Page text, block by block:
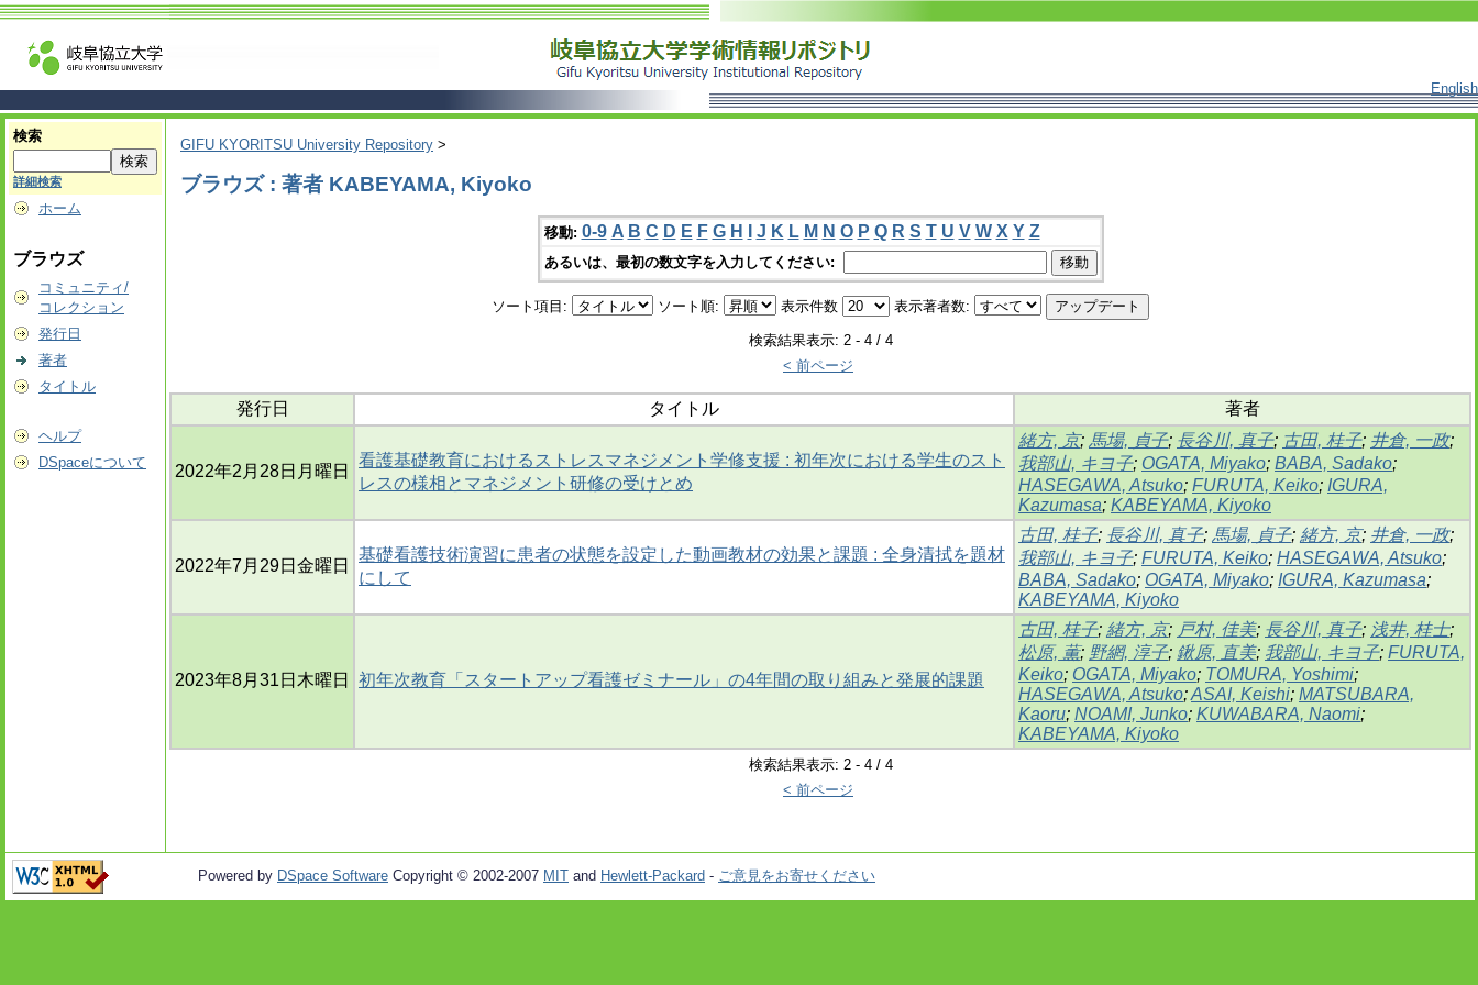
English
検索
詳細検索
ホーム
ブラウズ
コミュニティ/
コレクション
発行日
著者
タイトル
ヘルプ
DSpaceについて
GIFU KYORITSU University Repository >
ブラウズ : 著者 KABEYAMA, Kiyoko
移動: 0-9 A B C D E F G H J K L M N O P Q R S T U V W X Y Z
あるいは、最初の数文字を入力してください:
ソート項目: ソート順: 表示件数 表示著者数:
検索結果表示: 2 - 4 / 4
< 前ページ
発行日 タイトル 著者
2022年2月28日月曜日
看護基礎教育におけるストレスマネジメント学修支援 : 初年次における学生のスト
レスの様相とマネジメント研修の受けとめ
緒方, 京; 馬場, 貞子; 長谷川, 真子; 古田, 桂子; 井倉, 一政;
我部山, キヨ子; OGATA, Miyako; BABA, Sadako;
HASEGAWA, Atsuko; FURUTA, Keiko; IGURA,
Kazumasa; KABEYAMA, Kiyoko
2022年7月29日金曜日
基礎看護技術演習に患者の状態を設定した動画教材の効果と課題 : 全身清拭を題材
にして
古田, 桂子; 長谷川, 真子; 馬場, 貞子; 緒方, 京; 井倉, 一政;
我部山, キヨ子; FURUTA, Keiko; HASEGAWA, Atsuko;
BABA, Sadako; OGATA, Miyako; IGURA, Kazumasa;
KABEYAMA, Kiyoko
2023年8月31日木曜日 初年次教育「スタートアップ看護ゼミナール」の4年間の取り組みと発展的課題
古田, 桂子; 緒方, 京; 戸村, 佳美; 長谷川, 真子; 浅井, 桂士;
松原, 薫; 野網, 淳子; 鍬原, 直美; 我部山, キヨ子; FURUTA,
Keiko; OGATA, Miyako; TOMURA, Yoshimi;
HASEGAWA, Atsuko;ASAI, Keishi; MATSUBARA,
Kaoru; NOAMI, Junko; KUWABARA, Naomi;
KABEYAMA, Kiyoko
検索結果表示: 2 - 4 / 4
< 前ページ
Powered by DSpace Software Copyright © 2002-2007 MIT and Hewlett-Packard - ご意見をお寄せください